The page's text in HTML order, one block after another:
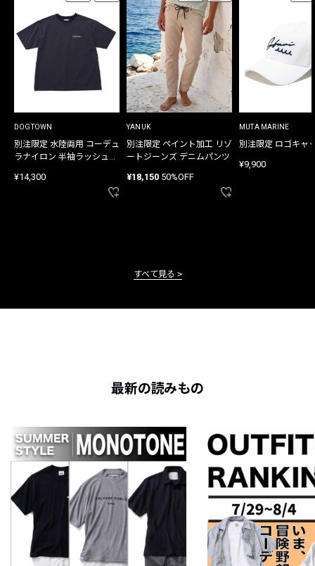
DOGTOWN
別注限定 水陸両用 コーデュ
ラナイロン 半袖ラッシュガ
¥14,300
YANUK
別注限定 ペイント加工 リゾ
ートジーンズ デニムパンツ
¥18,150 50%OFF
MUTA MARINE
別注限定 ロゴキャ
¥9,900
すべて見る
最新の読みもの